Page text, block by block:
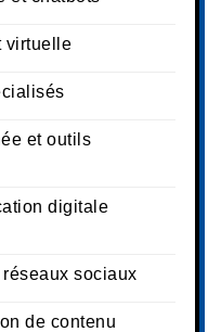
virtuelle
et outils
digitale
sociaux
de contenu